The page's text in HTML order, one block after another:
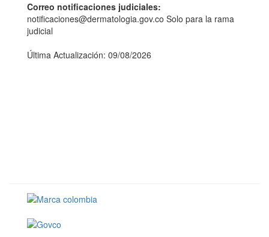
Correo notificaciones judiciales:
notificaciones@dermatologia.gov.co Solo para la rama
judicial
Última Actualización: 09/08/2026